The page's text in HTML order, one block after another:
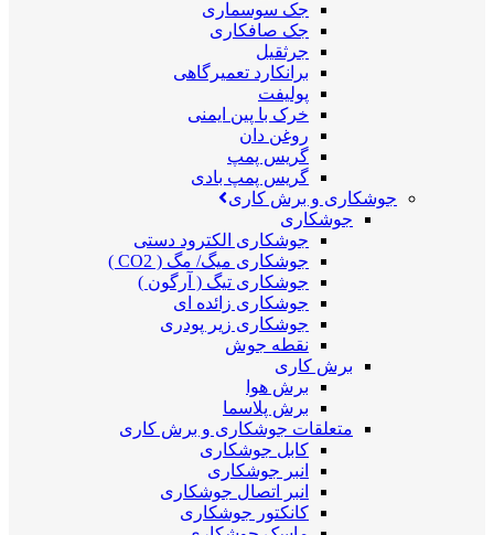
جک سوسماری
جک صافکاری
جرثقیل
برانکارد تعمیرگاهی
پولیفت
خرک با پین ایمنی
روغن دان
گریس پمپ
گریس پمپ بادی
جوشکاری و برش کاری
جوشکاری
جوشکاری الکترود دستی
جوشکاری میگ/ مگ ( CO2 )
جوشکاری تیگ ( آرگون )
جوشکاری زائده ای
جوشکاری زیر پودری
نقطه جوش
برش کاری
برش هوا
برش پلاسما
متعلقات جوشکاری و برش کاری
کابل جوشکاری
انبر جوشکاری
انبر اتصال جوشکاری
کانکتور جوشکاری